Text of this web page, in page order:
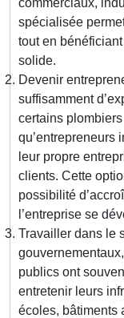
commerciaux,
spécialisée
tout en
solide.
Devenir
suffisamment
certains
qu’entrepreneurs
leur propre
clients. Cette
possibilité
l’entreprise se
Travailler dans le
publics ont
entretenir leurs
écoles, bâtiments